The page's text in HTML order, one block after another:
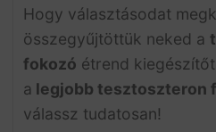
Hogy választásodat
összegyűjtöttük neked a
fokozó étrend
a legjobb tesztoszteron
válassz tudatosan!